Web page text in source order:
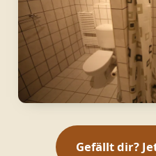
Gefällt dir?